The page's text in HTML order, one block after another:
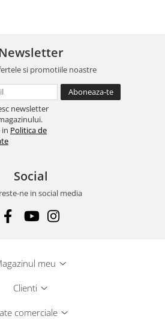
si promotiile noastre
newsletter
Politica de
Social
ne in social media
meu
Clienti
comerciale